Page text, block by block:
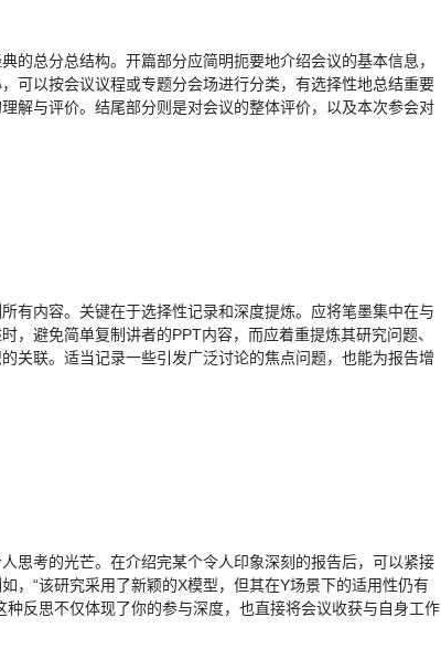
的总分总结构。开篇部分应简明扼要地介绍会议的基本信息，
可以按会议议程或专题分会场进行分类，有选择性地总结重要
解与评价。结尾部分则是对会议的整体评价，以及本次参会对
有内容。关键在于选择性记录和深度提炼。应将笔墨集中在与
，避免简单复制讲者的PPT内容，而应着重提炼其研究问题、
关联。适当记录一些引发广泛讨论的焦点问题，也能为报告增
思考的光芒。在介绍完某个令人印象深刻的报告后，可以紧接
，“该研究采用了新颖的X模型，但其在Y场景下的适用性仍有
反思不仅体现了你的参与深度，也直接将会议收获与自身工作